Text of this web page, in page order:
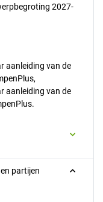
2027-
aanleiding van de
aanleiding van de
partijen